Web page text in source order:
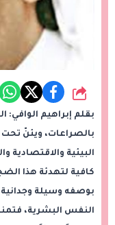
شارك
بقلم إبراهيم
بالصراعات، ويئنّ تحت
البيئية والاقتصادية
كافية لتهدئة هذا
بوصفه وسيلة وجدانية
النفس البشرية،